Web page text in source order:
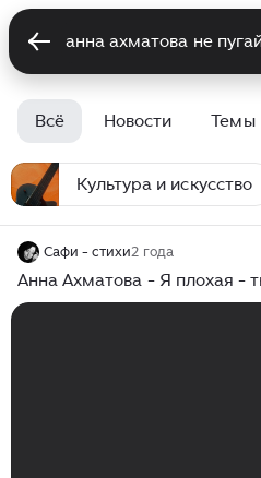
Всё Новости Темы
Культура и искусство
Сафи - стихи2 года
Анна Ахматова - Я плохая -